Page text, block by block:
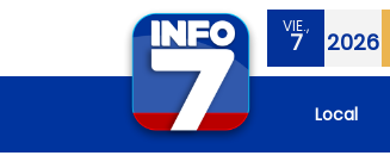
VIE.,
7 2026
Local